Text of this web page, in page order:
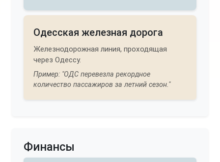
Одесская железная дорога
Железнодорожная линия, проходящая
через Одессу.
Пример: "ОДС перевезла рекордное
количество пассажиров за летний сезон."
Финансы